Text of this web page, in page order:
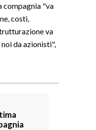
compagnia "va
costi,
va
da azionisti",